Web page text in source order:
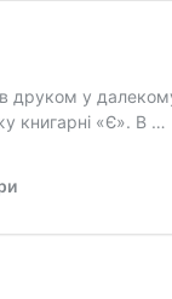
у
книгарні «Є». В …